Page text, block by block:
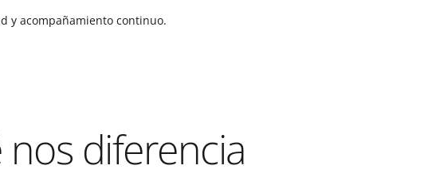
y acompañamiento continuo.
nos diferencia